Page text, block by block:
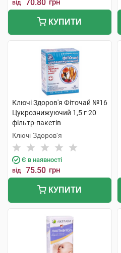
від 70.80 грн
КУПИТИ
Ключі Здоров'я Фіточай №16
Цукрознижуючий 1,5 г 20
фільтр-пакетів
Ключі Здоров'я
Є в наявності
від 75.50 грн
КУПИТИ